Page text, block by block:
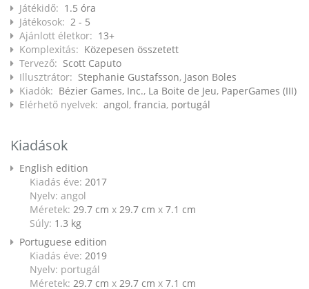
Játékidő: 1.5 óra
Játékosok: 2 - 5
Ajánlott életkor: 13+
Komplexitás: Közepesen összetett
Tervező: Scott Caputo
Illusztrátor: Stephanie Gustafsson, Jason Boles
Kiadók: Bézier Games, Inc., La Boite de Jeu, PaperGames (III)
Elérhető nyelvek: angol, francia, portugál
Kiadások
English edition
Kiadás éve: 2017
Nyelv: angol
Méretek: 29.7 cm x 29.7 cm x 7.1 cm
Súly: 1.3 kg
Portuguese edition
Kiadás éve: 2019
Nyelv: portugál
Méretek: 29.7 cm x 29.7 cm x 7.1 cm